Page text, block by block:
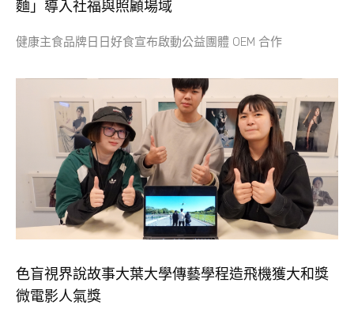
麵」導入社福與照顧場域
健康主食品牌日日好食宣布啟動公益團體 OEM 合作
色盲視界說故事大葉大學傳藝學程造飛機獲大和獎
微電影人氣獎